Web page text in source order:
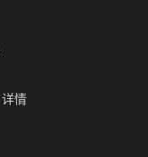
详情